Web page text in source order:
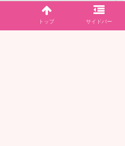
トップ サイドバー